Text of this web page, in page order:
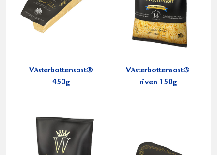
Västerbottensost®
450g
Västerbottensost®
riven 150g